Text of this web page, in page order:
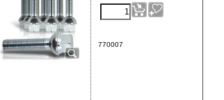
770007